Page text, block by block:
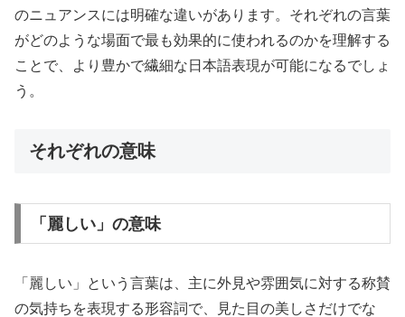
のニュアンスには明確な違いがあります。それぞれの言葉
がどのような場面で最も効果的に使われるのかを理解する
ことで、より豊かで繊細な日本語表現が可能になるでしょ
う。
それぞれの意味
「麗しい」の意味
「麗しい」という言葉は、主に外見や雰囲気に対する称賛
の気持ちを表現する形容詞で、見た目の美しさだけでな